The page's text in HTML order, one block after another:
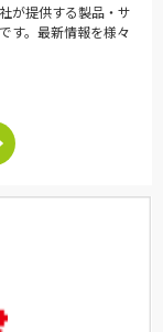
が提供する製品・サ
す。最新情報を様々